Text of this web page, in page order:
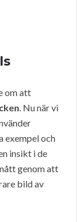
om att
. Nu när vi
exempel och
insikt i de
genom att
bild av